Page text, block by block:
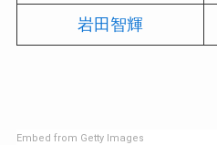
岩田智輝
Embed from Getty Images